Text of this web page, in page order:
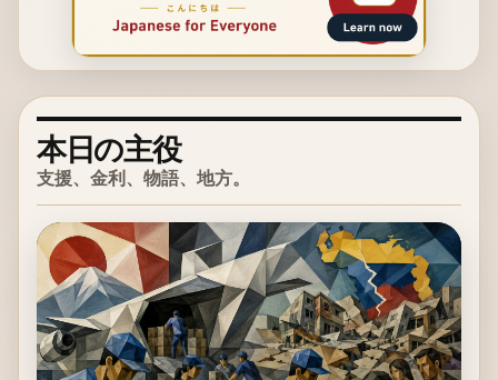
本日の主役
支援、金利、物語、地方。